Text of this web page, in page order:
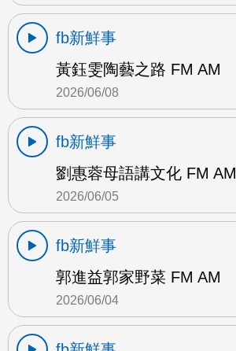
fb新鮮事
黃鈺雯陶藝之路 FM AM
2026/06/08
fb新鮮事
劉惠蓉母語講文化 FM AM
2026/06/05
fb新鮮事
郭進益郭家野菜 FM AM
2026/06/04